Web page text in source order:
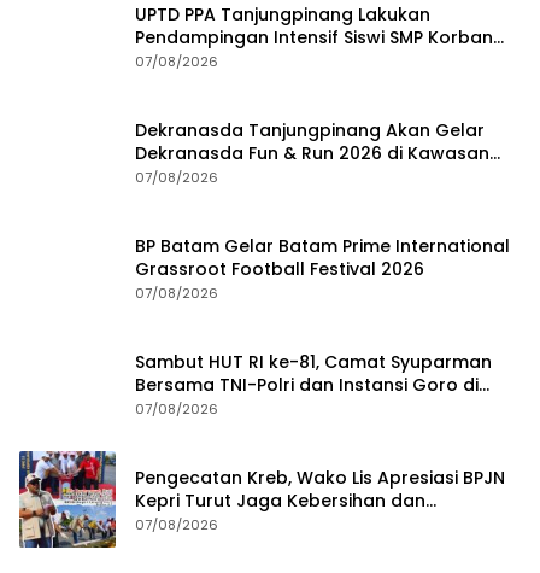
UPTD PPA Tanjungpinang Lakukan
Pendampingan Intensif Siswi SMP Korban
Asusila
07/08/2026
Dekranasda Tanjungpinang Akan Gelar
Dekranasda Fun & Run 2026 di Kawasan
Gedung Gonggong
07/08/2026
BP Batam Gelar Batam Prime International
Grassroot Football Festival 2026
07/08/2026
Sambut HUT RI ke-81, Camat Syuparman
Bersama TNI-Polri dan Instansi Goro di
Pantai Piwang
07/08/2026
Pengecatan Kreb, Wako Lis Apresiasi BPJN
Kepri Turut Jaga Kebersihan dan
Keindahan Ruas Jalan
07/08/2026